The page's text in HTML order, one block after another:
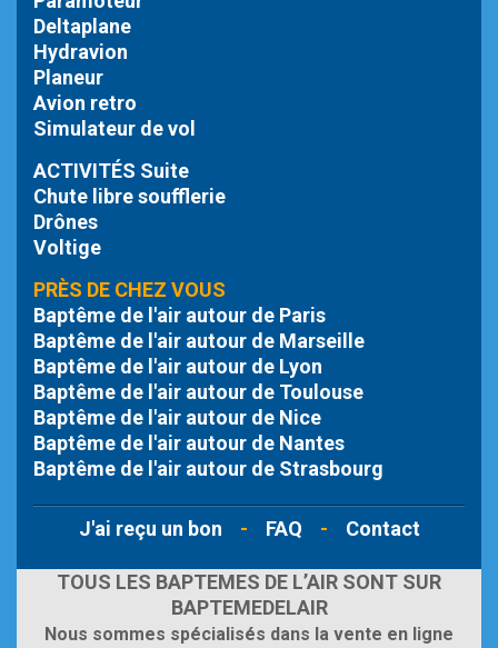
Deltaplane
Hydravion
Planeur
Avion retro
Simulateur de vol
ACTIVITÉS Suite
Chute libresoufflerie
Drônes
Voltige
PRÈS DE CHEZ VOUS
Baptême de l'air autour de Paris
Baptême de l'air autour de Marseille
Baptême de l'air autour de Lyon
Baptême de l'air autour de Toulouse
Baptême de l'air autour de Nice
Baptême de l'air autour de Nantes
Baptême de l'air autour de Strasbourg
J'ai reçu un bon - FAQ - Contact
TOUS LES BAPTEMES DE L’AIR SONT SUR
BAPTEMEDELAIR
Nous sommes spécialisés dans la vente en ligne